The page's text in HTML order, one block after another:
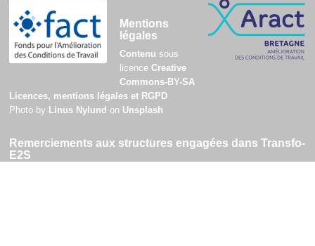
Mentions
légales
Contenu sous
licence Creative
Commons-BY-SA
Licences, mentions légales et RGPD
Photo by Linus Nylund on Unsplash
Remerciements aux structures engagées dans Transfo-
E2S